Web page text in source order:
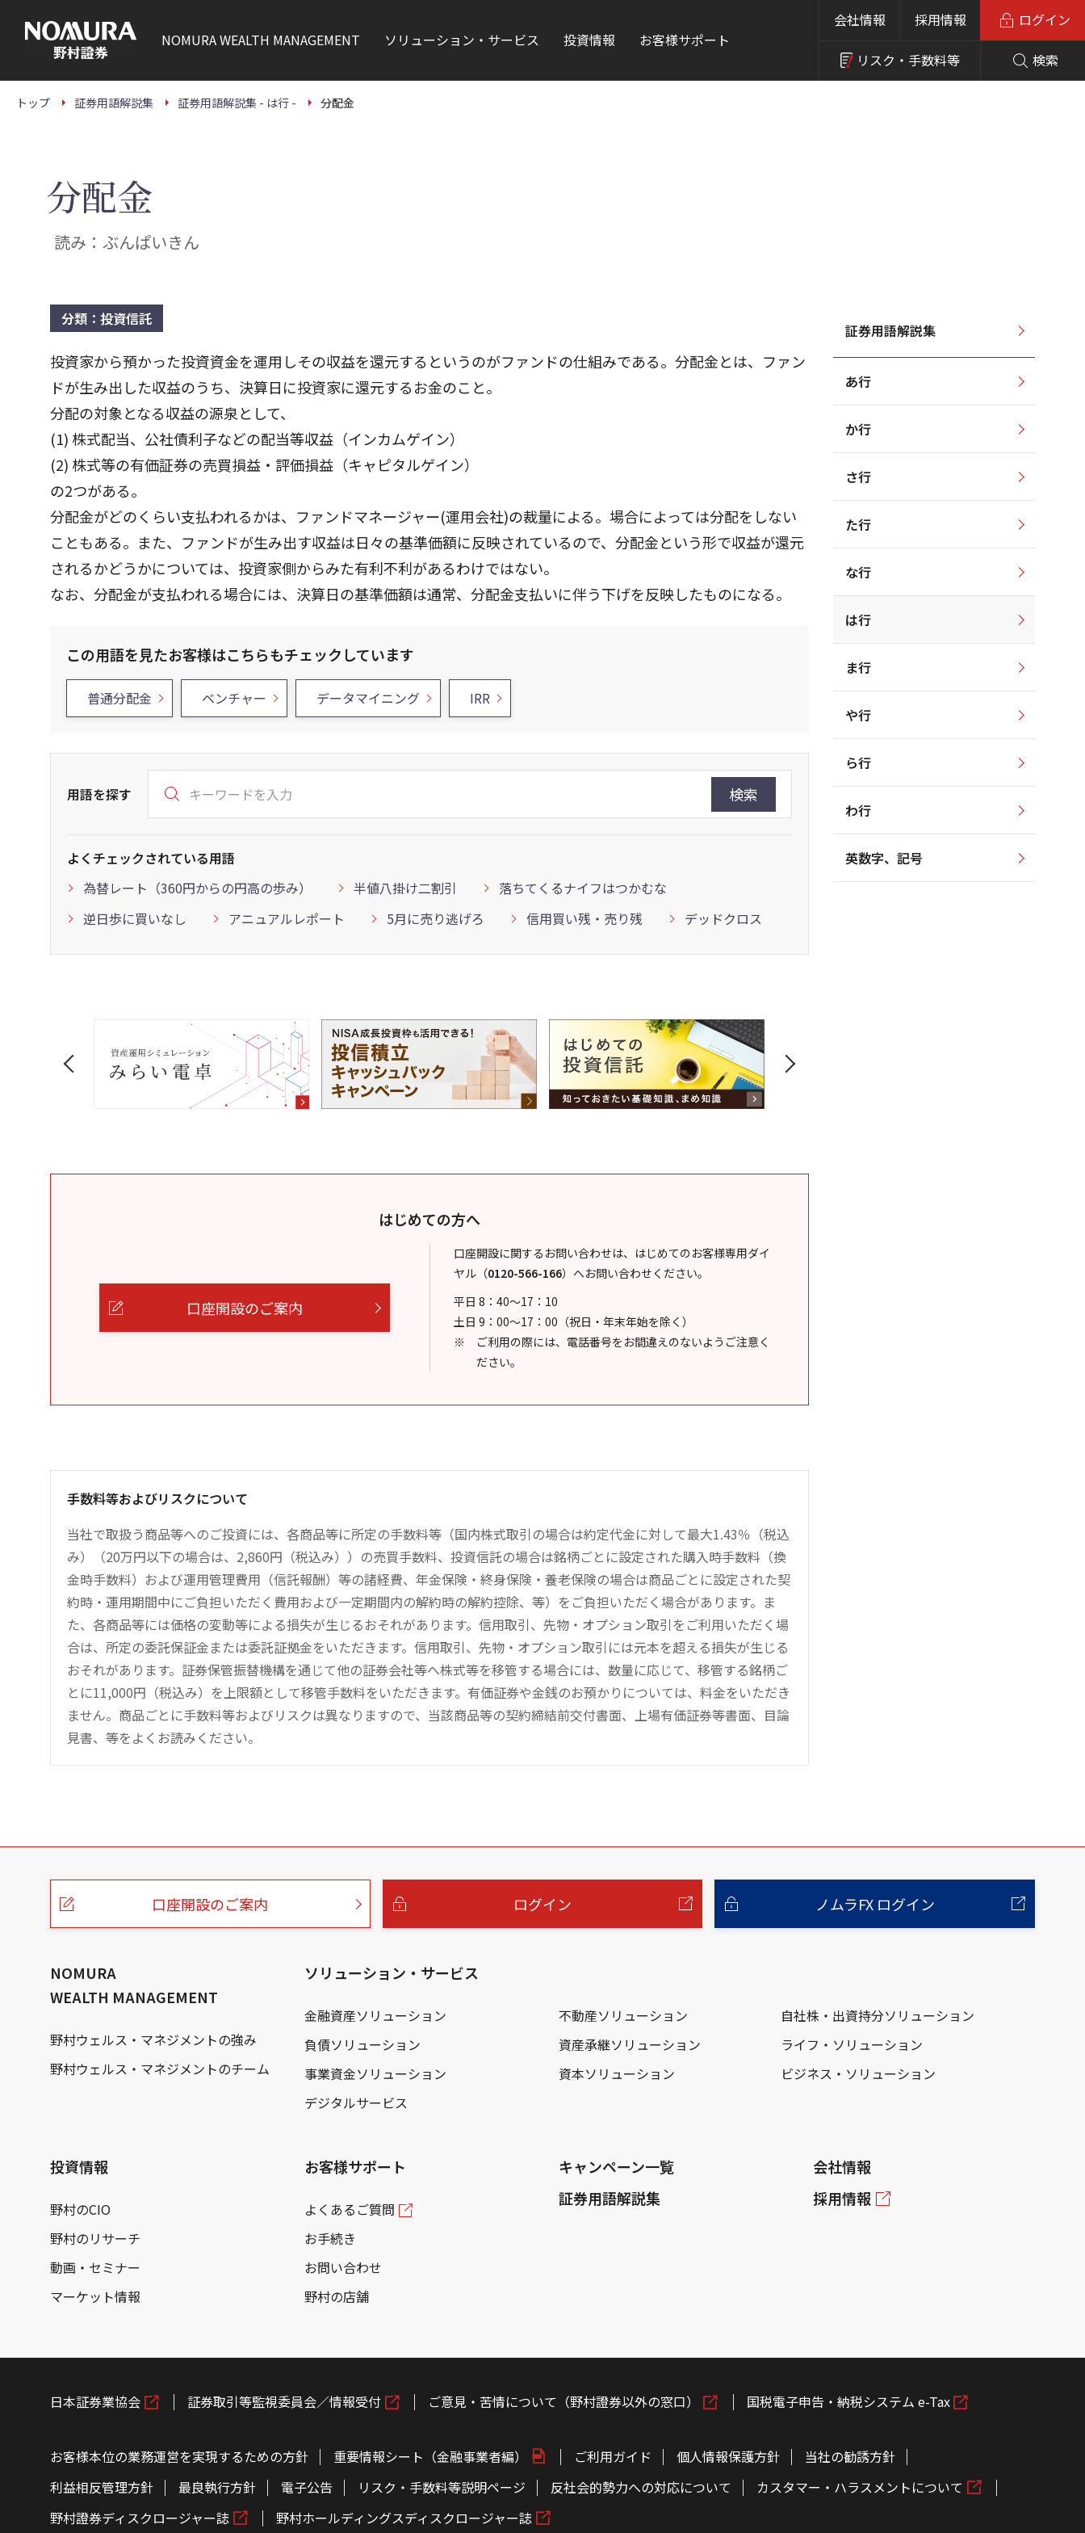
本
NOMURAWEALTH MANAGEMENT ソリューション・サービス 投資情報 お客様サポート
会社情報 採用情報
リスク・ 手数料等 検索
ログイン
トップ 証券用語解説集 証券用語解説集 - は行 - 分配金
分配金
読み：ぶんぱいきん
分類：投資信託
投資家から預かった投資資金を運用しその収益を還元するというのがファンドの仕組みである。分配金とは、ファン
ドが生み出した収益のうち、決算日に投資家に還元するお金のこと。
分配の対象となる収益の源泉として、
(1) 株式配当、公社債利子などの配当等収益（インカムゲイン）
(2) 株式等の有価証券の売買損益・評価損益（キャピタルゲイン）
の2つがある。
分配金がどのくらい支払われるかは、ファンドマネージャー(運用会社)の裁量による。場合によっては分配をしない
こともある。また、ファンドが生み出す収益は日々の基準価額に反映されているので、分配金という形で収益が還元
されるかどうかについては、投資家側からみた有利不利があるわけではない。
なお、分配金が支払われる場合には、決算日の基準価額は通常、分配金支払いに伴う下げを反映したものになる。
この用語を見たお客様はこちらもチェックしています
普通分配金 ベンチャー データマイニング IRR
用語を探す 検索
よくチェックされている用語
為替レート（360円からの円高の歩み）
半値八掛け二割引
落ちてくるナイフはつかむな
逆日歩に買いなし
アニュアルレポート 5月に売り逃げろ 信用買い残・売り残 デッドクロス
はじめての方へ
口座開設のご案内
口座開設に関するお問い合わせは、はじめてのお客様専用ダイ
ヤル （0120-566-166） へお問い合わせください。
平日 8：40～17：10
土日 9：00～17：00（祝日・年末年始を除く）
ご利用の際には、電話番号をお間違えのないようご注意く
ださい。
手数料等およびリスクについて
当社で取扱う商品等へのご投資には、各商品等に所定の手数料等（国内株式取引の場合は約定代金に対して最大1.43％（税込
み）（20万円以下の場合は、2,860円（税込み））の売買手数料、投資信託の場合は銘柄ごとに設定された購入時手数料（換
金時手数料）および運用管理費用（信託報酬）等の諸経費、年金保険・終身保険・養老保険の場合は商品ごとに設定された契
約時・運用期間中にご負担いただく費用および一定期間内の解約時の解約控除、等）をご負担いただく場合があります。ま
た、各商品等には価格の変動等による損失が生じるおそれがあります。信用取引、先物・オプション取引をご利用いただく場
合は、所定の委託保証金または委託証拠金をいただきます。信用取引、先物・オプション取引には元本を超える損失が生じる
おそれがあります。証券保管振替機構を通じて他の証券会社等へ株式等を移管する場合には、数量に応じて、移管する銘柄ご
とに11,000円（税込み）を上限額として移管手数料をいただきます。有価証券や金銭のお預かりについては、料金をいただき
ません。商品ごとに手数料等およびリスクは異なりますので、当該商品等の契約締結前交付書面、上場有価証券等書面、目論
見書、等をよくお読みください。
証券用語解説集
あ行
か行
さ行
た行
な行
は行
ま行
や行
ら行
わ行
英数字、記号
こ
口座開設のご案内 ログイン ノムラFX ログイン
NOMURA
WEALTH MANAGEMENT
野村ウェルス・マネジメントの強み
野村ウェルス・マネジメントのチーム
ソリューション・サービス
金融資産ソリューション 不動産ソリューション
自社株・出資持分ソリューション
負債ソリューション
資産承継ソリューション
ライフ・ソリューション
事業資金ソリューション
資本ソリューション
ビジネス・ソリューション
デジタルサービス
投資情報
野村のCIO
野村のリサーチ
動画・セミナー
マーケット情報
お客様サポート
よくあるご質問
お手続き
お問い合わせ
野村の店舗
キャンペーン一覧
証券用語解説集
会社情報
採用情報
日本証券業協会 証券取引等監視委員会／情報受付 ご意見・苦情について（野村證券以外の窓口） 国税電子申告・納税システム e-Tax
お客様本位の業務運営を実現するための方針 重要情報シート（金融事業者編） ご利用ガイド 個人情報保護方針
当社の勧誘方針
利益相反管理方針
最良執行方針 電子公告 リスク・手数料等説明ページ 反社会的勢力への対応について
カスタマー・ハラスメントについて
野村證券ディスクロージャー誌
野村ホールディングスディスクロージャー誌